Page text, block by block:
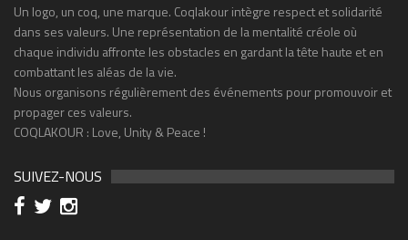
Un logo, un coq, une marque. Coqlakour intègre respect et solidarité
dans ses valeurs. Une représentation de la mentalité créole où
chaque individu affronte les obstacles en gardant la tête haute et en
combattant les aléas de la vie.
Nous organisons régulièrement des événements pour promouvoir et
propager ces valeurs.
COQLAKOUR : Love, Unity & Peace !
SUIVEZ-NOUS